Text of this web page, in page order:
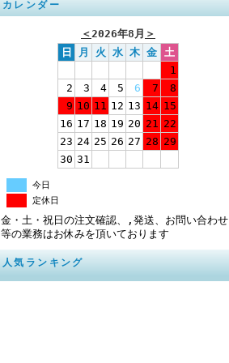
カレンダー
＜2026年8月 ＞
日
月 火 水 木 金 土
1
2
3 4 5 6 7
8
9 10 11 12 13 14 15
16 17 18 19 20 21 22
23 24 25 26 27 28 29
30 31
今日
定休日
金・土・祝日の注文確認、,発送、お問い合わせ
等の業務はお休みを頂いております
人気ランキング